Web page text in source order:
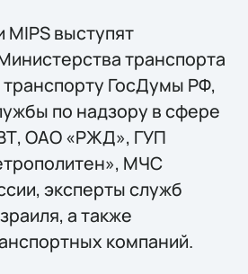
выступят
транспорта
ГосДумы РФ,
по надзору в сфере
ОАО «РЖД», ГУП
МЧС
эксперты служб
а также
компаний.